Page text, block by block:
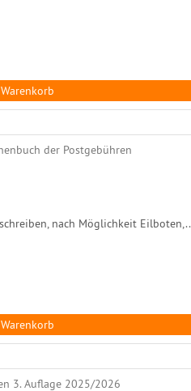
nach Möglichkeit